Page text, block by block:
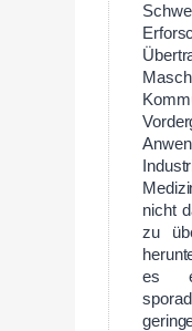
nicht
zu
es